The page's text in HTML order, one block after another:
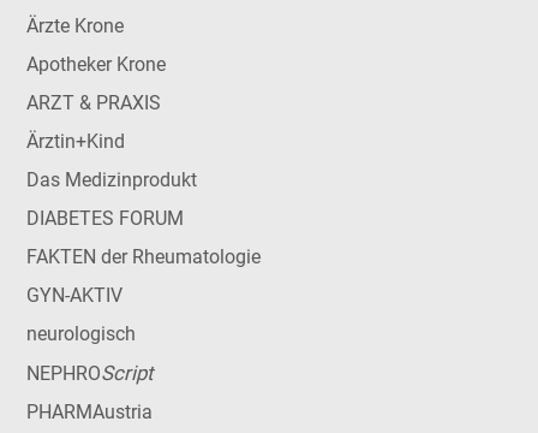
Ärzte Krone
Apotheker Krone
ARZT & PRAXIS
Ärztin+Kind
Das Medizinprodukt
DIABETES FORUM
FAKTEN der Rheumatologie
GYN-AKTIV
neurologisch
NEPHROScript
PHARMAustria